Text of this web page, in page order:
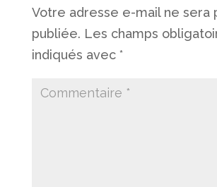
Votre adresse e-mail ne sera
publiée. Les champs
indiqués avec *